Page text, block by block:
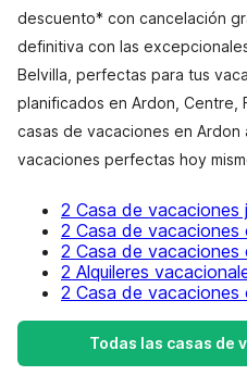
descuento* con cancelación
definitiva con las
Belvilla, perfectas para tus
planificados en Ardon, Centre,
casas de vacaciones en
vacaciones perfectas hoy
2 Casa de vacaciones
2 Casa de
2 Casa de vacaciones
2 Alquileres
2 Casa de vacaciones
Todas las casas de